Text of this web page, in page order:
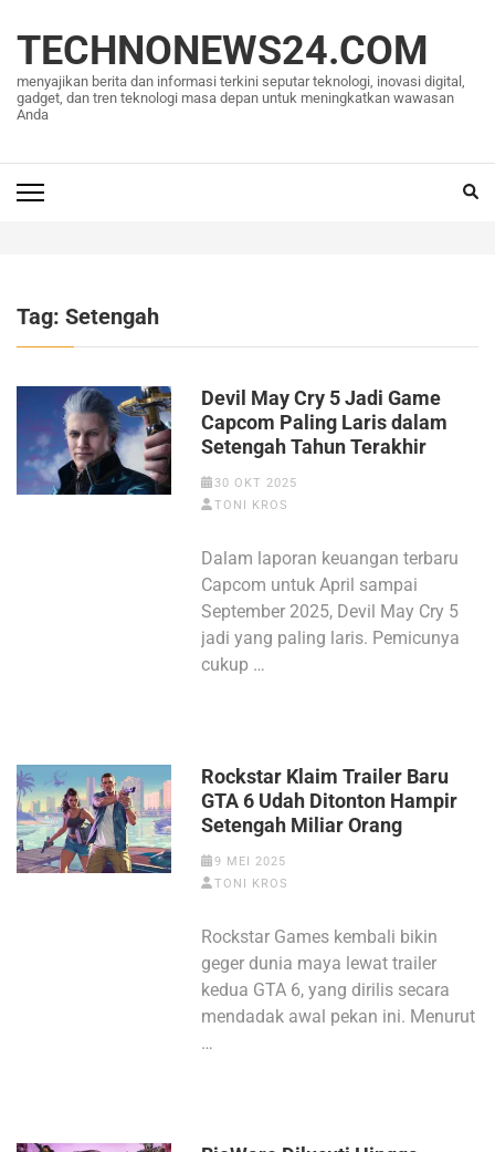
konten
(Tekan
Enter)
TECHNONEWS24.COM
menyajikan berita dan informasi terkini seputar teknologi, inovasi digital,
gadget, dan tren teknologi masa depan untuk meningkatkan wawasan
Anda
Tag: Setengah
Devil May Cry 5 Jadi Game
Capcom Paling Laris dalam
Setengah Tahun Terakhir
30 OKT 2025
TONI KROS
Dalam laporan keuangan terbaru
Capcom untuk April sampai
September 2025, Devil May Cry 5
jadi yang paling laris. Pemicunya
cukup …
Rockstar Klaim Trailer Baru
GTA 6 Udah Ditonton Hampir
Setengah Miliar Orang
9 MEI 2025
TONI KROS
Rockstar Games kembali bikin
geger dunia maya lewat trailer
kedua GTA 6, yang dirilis secara
mendadak awal pekan ini. Menurut
…